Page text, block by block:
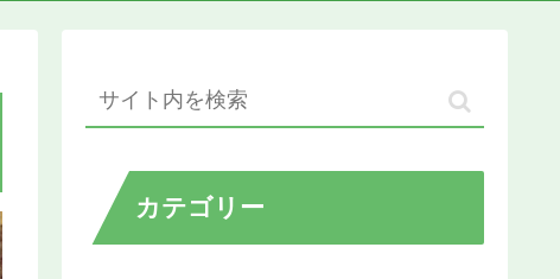
カテゴリー